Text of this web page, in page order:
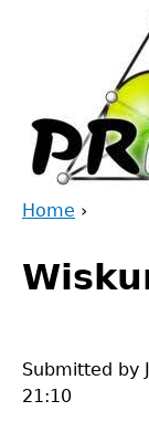
are
Home ›
to
top
Submitted by
21:10